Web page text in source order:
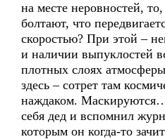
на месте неровностей,
болтают, что
скоростью? При этой –
и наличии выпуклостей
плотных слоях
здесь – сотрет там
наждаком.
себя дед и вспомнил
которым он когда-то